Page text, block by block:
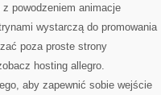
powodzeniem animacje
wystarczą do promowania
poza proste strony
hosting allegro.
aby zapewnić sobie wejście